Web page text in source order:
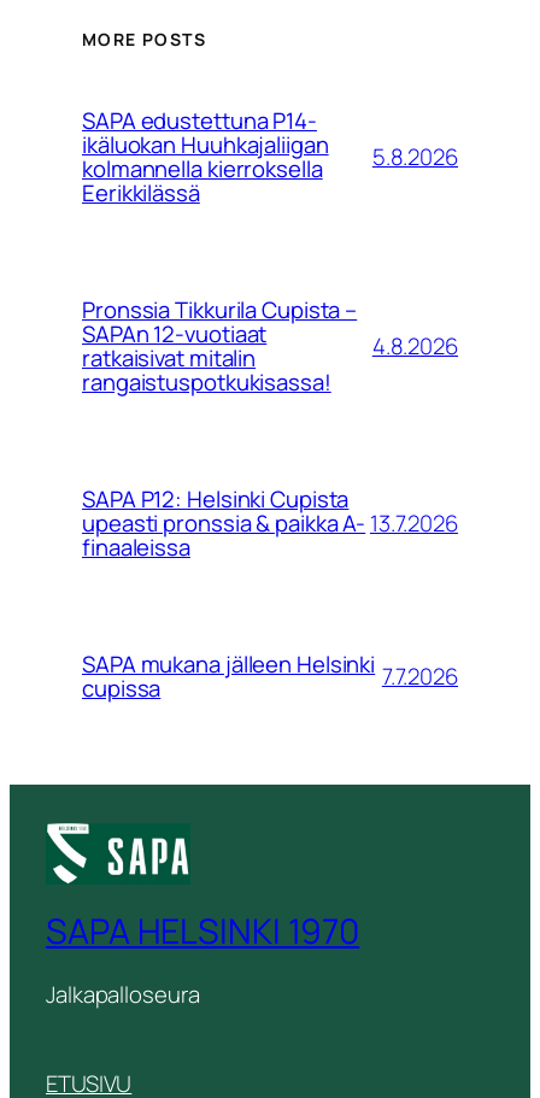
MORE POSTS
SAPA edustettuna P14-
ikäluokan Huuhkajaliigan
kolmannella kierroksella
Eerikkilässä
5.8.2026
Pronssia Tikkurila Cupista –
SAPAn 12-vuotiaat
ratkaisivat mitalin
rangaistuspotkukisassa!
4.8.2026
SAPA P12: Helsinki Cupista
upeasti pronssia & paikka A-
finaaleissa
13.7.2026
SAPA mukana jälleen Helsinki
cupissa 7.7.2026
SAPA HELSINKI 1970
Jalkapalloseura
ETUSIVU